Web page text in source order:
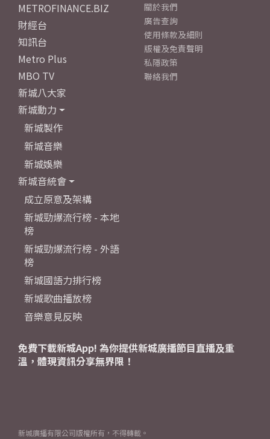
METROFINANCE.BIZ
財經台
知訊台
Metro Plus
MBO TV
新城八大家
新城動力
新城製作
新城音樂
新城娛樂
新城音統會
成立原意及架構
新城勁爆流行榜 - 本地
榜
新城勁爆流行榜 - 外語
榜
新城國語力排行榜
新城歌曲播放榜
音樂意見反映
關於我們
廣告查詢
使用條款及細則
版權及免責聲明
私隱政策
聯絡我們
免費下載新城App! 為你提供新城廣播節目直播及重
溫，體現資訊分享無界限！
新城廣播有限公司版權所有，不得轉載。